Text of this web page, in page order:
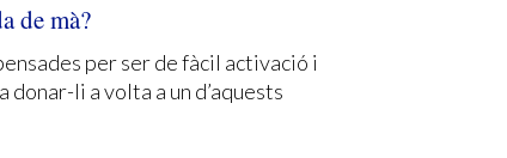
de mà?
per ser de fàcil activació i
li a volta a un d’aquests